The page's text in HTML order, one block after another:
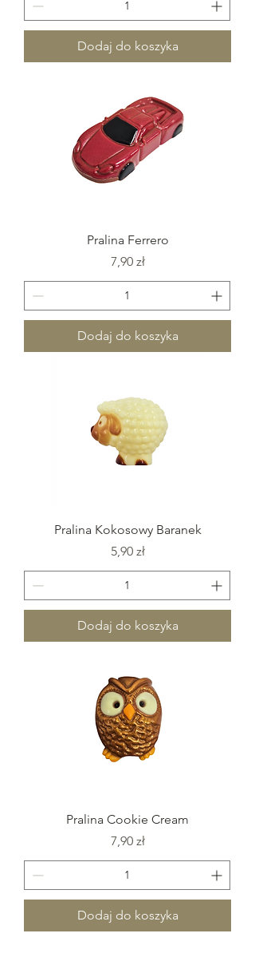
Dodaj do koszyka
Pralina Ferrero
Cena
7,90 zł
Dodaj do koszyka
Pralina Kokosowy Baranek
Cena
5,90 zł
Dodaj do koszyka
Pralina Cookie Cream
Cena
7,90 zł
Dodaj do koszyka